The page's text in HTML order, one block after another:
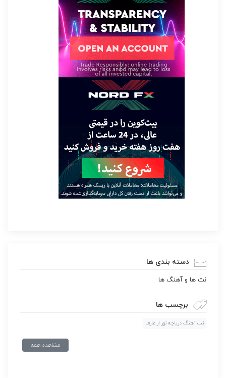
دسته بندی ها
نت ها و آهنگ ها
برچسب ها
نت آهنگ دریاچه نور از عارف
مشاهده همه